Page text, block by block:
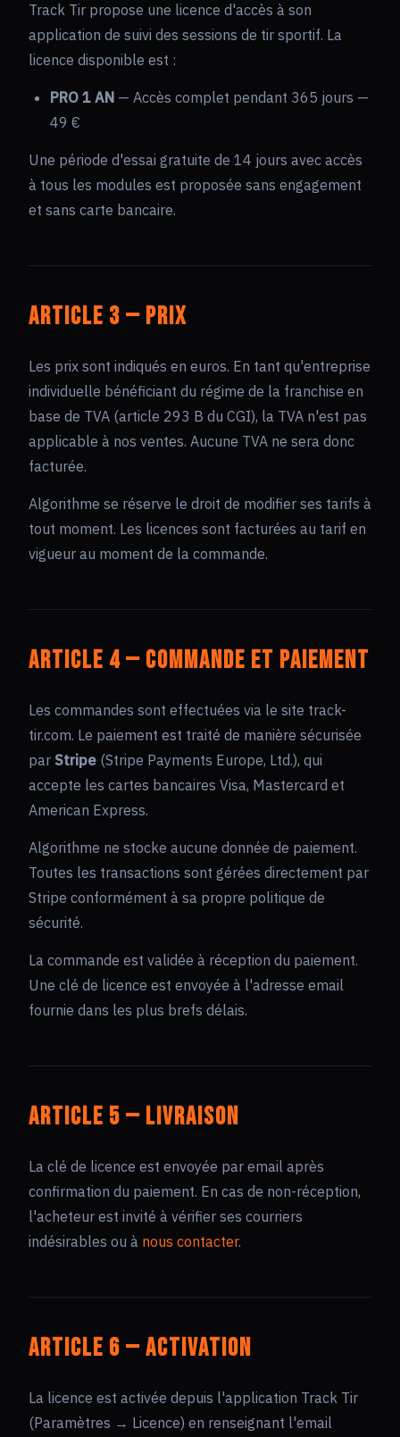
Track Tir propose une licence d'accès à son
application de suivi des sessions de tir sportif. La
licence disponible est :
PRO 1 AN — Accès complet pendant 365 jours —
49 €
Une période d'essai gratuite de 14 jours avec accès
à tous les modules est proposée sans engagement
et sans carte bancaire.
Article 3 — Prix
Les prix sont indiqués en euros. En tant qu'entreprise
individuelle bénéficiant du régime de la franchise en
base de TVA (article 293 B du CGI), la TVA n'est pas
applicable à nos ventes. Aucune TVA ne sera donc
facturée.
Algorithme se réserve le droit de modifier ses tarifs à
tout moment. Les licences sont facturées au tarif en
vigueur au moment de la commande.
Article 4 — Commande et paiement
Les commandes sont effectuées via le site track-
tir.com. Le paiement est traité de manière sécurisée
par Stripe (Stripe Payments Europe, Ltd.), qui
accepte les cartes bancaires Visa, Mastercard et
American Express.
Algorithme ne stocke aucune donnée de paiement.
Toutes les transactions sont gérées directement par
Stripe conformément à sa propre politique de
sécurité.
La commande est validée à réception du paiement.
Une clé de licence est envoyée à l'adresse email
fournie dans les plus brefs délais.
Article 5 — Livraison
La clé de licence est envoyée par email après
confirmation du paiement. En cas de non-réception,
l'acheteur est invité à vérifier ses courriers
indésirables ou à nous contacter.
Article 6 — Activation
La licence est activée depuis l'application Track Tir
(Paramètres → Licence) en renseignant l'email